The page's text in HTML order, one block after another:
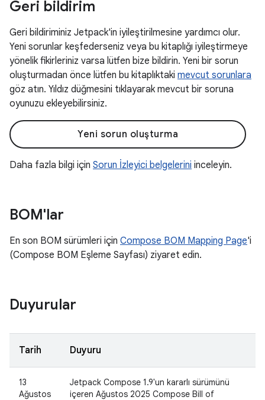
Geri bildirim
Geri bildiriminiz Jetpack'in iyileştirilmesine yardımcı olur.
Yeni sorunlar keşfederseniz veya bu kitaplığı iyileştirmeye
yönelik fikirleriniz varsa lütfen bize bildirin. Yeni bir sorun
oluşturmadan önce lütfen bu kitaplıktaki mevcut sorunlara
göz atın. Yıldız düğmesini tıklayarak mevcut bir soruna
oyunuzu ekleyebilirsiniz.
Yeni sorun oluşturma
Daha fazla bilgi için Sorun İzleyici belgelerini inceleyin.
BOM'lar
En son BOM sürümleri için Compose BOM Mapping Page'i
(Compose BOM Eşleme Sayfası) ziyaret edin.
Duyurular
Tarih Duyuru
13
Ağustos
Jetpack Compose 1.9'un kararlı sürümünü
içeren Ağustos 2025 Compose Bill of